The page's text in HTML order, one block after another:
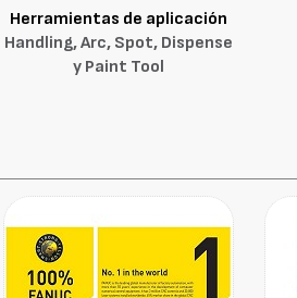
Herramientas de aplicación
Handling, Arc, Spot, Dispense
y Paint Tool